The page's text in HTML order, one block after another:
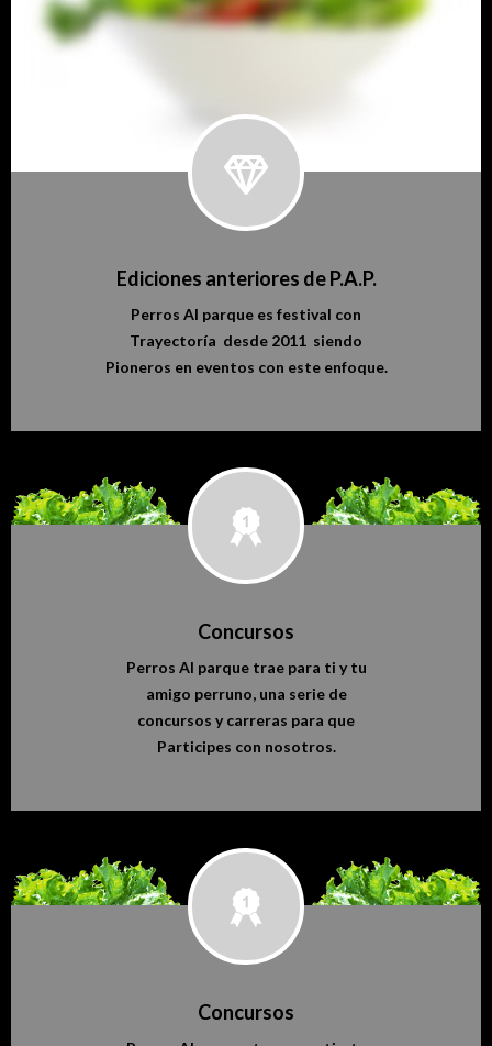
Ediciones anteriores de P.A.P.
Perros Al parque es festival con
Trayectoría desde 2011 siendo
Pioneros en eventos con este enfoque.
Concursos
Perros Al parque trae para ti y tu
amigo perruno, una serie de
concursos y carreras para que
Participes con nosotros.
Concursos